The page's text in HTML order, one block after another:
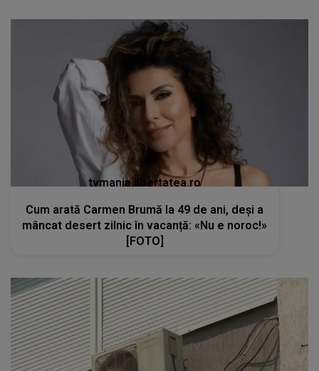
tvmania.libertatea.ro
Cum arată Carmen Brumă la 49 de ani, deși a
mâncat desert zilnic în vacanță: «Nu e noroc!»
[FOTO]